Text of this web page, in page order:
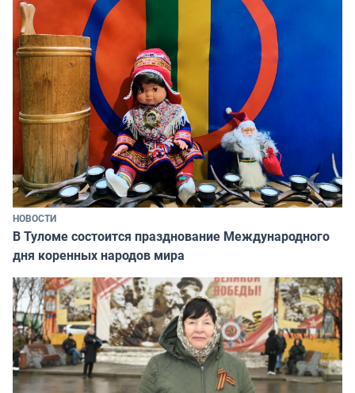
НОВОСТИ
В Туломе состоится празднование Международного
дня коренных народов мира